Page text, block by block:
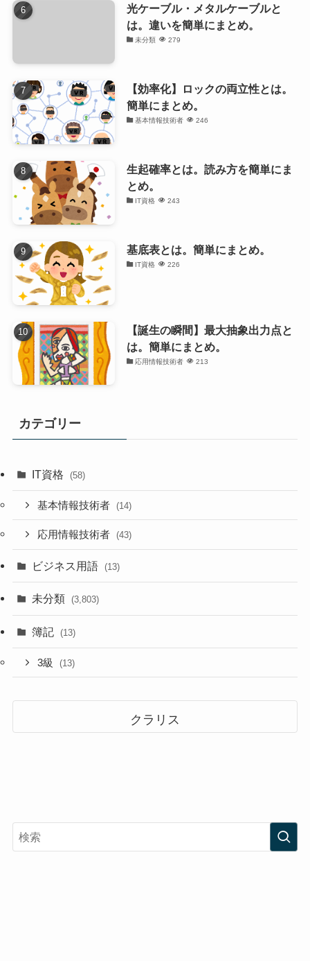
光ケーブル・メタルケーブルと
は。違いを簡単にまとめ。
未分類 279
【効率化】ロックの両立性とは。
簡単にまとめ。
基本情報技術者 246
生起確率とは。読み方を簡単にま
とめ。
IT資格 243
基底表とは。簡単にまとめ。
IT資格 226
【誕生の瞬間】最大抽象出力点と
は。簡単にまとめ。
応用情報技術者 213
カテゴリー
IT資格 (58)
基本情報技術者 (14)
応用情報技術者 (43)
ビジネス用語 (13)
未分類 (3,803)
簿記 (13)
3級 (13)
クラリス